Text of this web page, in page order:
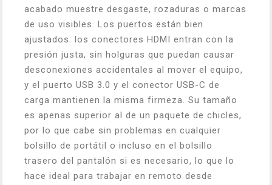
acabado muestre desgaste, rozaduras o marcas
de uso visibles. Los puertos están bien
ajustados: los conectores HDMI entran con la
presión justa, sin holguras que puedan causar
desconexiones accidentales al mover el equipo,
y el puerto USB 3.0 y el conector USB-C de
carga mantienen la misma firmeza. Su tamaño
es apenas superior al de un paquete de chicles,
por lo que cabe sin problemas en cualquier
bolsillo de portátil o incluso en el bolsillo
trasero del pantalón si es necesario, lo que lo
hace ideal para trabajar en remoto desde